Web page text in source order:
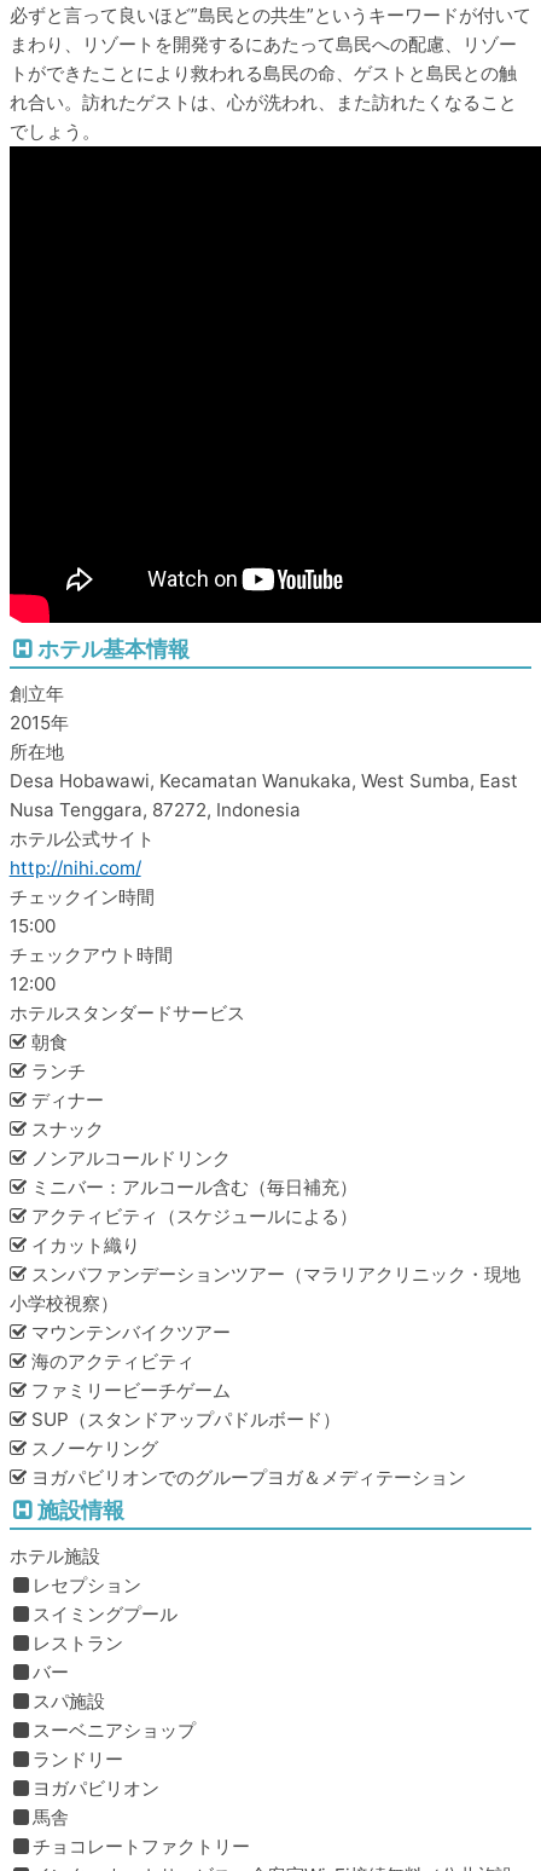
必ずと言って良いほど”島民との共生”というキーワードが付いて
まわり、リゾートを開発するにあたって島民への配慮、リゾー
トができたことにより救われる島民の命、ゲストと島民との触
れ合い。訪れたゲストは、心が洗われ、また訪れたくなること
でしょう。
ホテル基本情報
創立年
2015年
所在地
Desa Hobawawi, Kecamatan Wanukaka, West Sumba, East
Nusa Tenggara, 87272, Indonesia
ホテル公式サイト
http://nihi.com/
チェックイン時間
15:00
チェックアウト時間
12:00
ホテルスタンダードサービス
朝食
ランチ
ディナー
スナック
ノンアルコールドリンク
ミニバー：アルコール含む（毎日補充）
アクティビティ（スケジュールによる）
イカット織り
スンバファンデーションツアー（マラリアクリニック・現地
小学校視察）
マウンテンバイクツアー
海のアクティビティ
ファミリービーチゲーム
SUP（スタンドアップパドルボード）
スノーケリング
ヨガパビリオンでのグループヨガ＆メディテーション
施設情報
ホテル施設
レセプション
スイミングプール
レストラン
バー
スパ施設
スーベニアショップ
ランドリー
ヨガパビリオン
馬舎
チョコレートファクトリー